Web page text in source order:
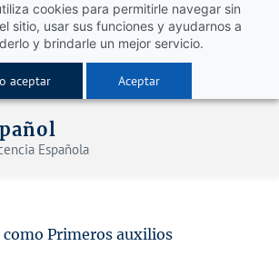
cookies para permitirle navegar sin
sitio, usar sus funciones y ayudarnos a
y brindarle un mejor servicio.
aceptar Aceptar
Española
Primeros auxilios